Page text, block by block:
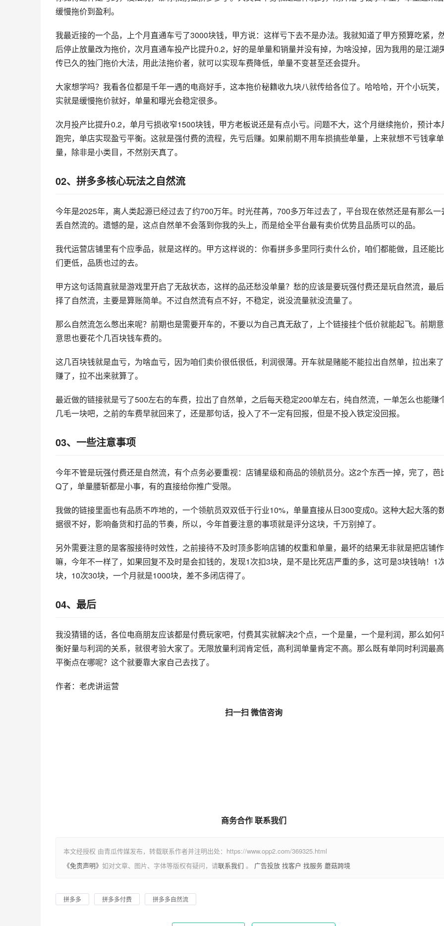
缓慢拖价到盈利。
我最近接的一个品，上个月直通车亏了3000块钱，甲方说：这样亏下去不是办法。我就知道了甲方预算吃紧，
后停止放量改为拖价，次月直通车投产比提升0.2，好的是单量和销量并没有掉，为啥没掉，因为我用的是江湖
传已久的独门拖价大法，用此法拖价者，就可以实现车费降低，单量不变甚至还会提升。
大家想学吗？我看各位都是千年一遇的电商好手，这本拖价秘籍收九块八就传给各位了。哈哈哈，开个小玩笑
实就是缓慢拖价就好，单量和曝光会稳定很多。
次月投产比提升0.2，单月亏损收窄1500块钱，甲方老板说还是有点小亏。问题不大，这个月继续拖价，预计本
跑完，单店实现盈亏平衡。这就是强付费的流程，先亏后赚。如果前期不用车损搞些单量，上来就想不亏钱拿单
量，除非是小类目，不然别天真了。
02、拼多多核心玩法之自然流
今年是2025年，离人类起源已经过去了约700万年。时光荏苒，700多万年过去了，平台现在依然还是有那么一
丢自然流的。遗憾的是，这点自然单不会落到你我的头上，而是给全平台最有卖价优势且品质可以的品。
我代运营店铺里有个应季品，就是这样的。甲方这样说的：你看拼多多里同行卖什么价，咱们都能做，且还能
们更低，品质也过的去。
甲方这句话简直就是游戏里开启了无敌状态，这样的品还愁没单量？愁的应该是要玩强付费还是玩自然流，最
择了自然流，主要是算账简单。不过自然流有点不好，不稳定，说没流量就没流量了。
那么自然流怎么憋出来呢？前期也是需要开车的，不要以为自己真无敌了，上个链接挂个低价就能起飞。前期
意思也要花个几百块钱车费的。
这几百块钱就是血亏，为啥血亏，因为咱们卖价很低很低，利润很薄。开车就是赌能不能拉出自然单，拉出来
赚了，拉不出来就算了。
最近做的链接就是亏了500左右的车费，拉出了自然单，之后每天稳定200单左右，纯自然流，一单怎么也能赚
几毛一块吧，之前的车费早就回来了，还是那句话，投入了不一定有回报，但是不投入铁定没回报。
03、一些注意事项
今年不管是玩强付费还是自然流，有个点务必要重视：店铺星级和商品的领航员分。这2个东西一掉，完了，芭
Q了，单量腰斩都是小事，有的直接给你推广受限。
我做的链接里面也有品质不咋地的，一个领航员双双低于行业10%，单量直接从日300变成0。这种大起大落的
据很不好，影响备货和打品的节奏，所以，今年首要注意的事项就是评分这块，千万别掉了。
另外需要注意的是客服接待时效性，之前接待不及时顶多影响店铺的权重和单量，最坏的结果无非就是把店铺
嘛，今年不一样了，如果回复不及时是会扣钱的，发现1次扣3块，是不是比死店严重的多，这可是3块钱呐！1
块，10次30块，一个月就是1000块，差不多闭店得了。
04、最后
我没猜错的话，各位电商朋友应该都是付费玩家吧，付费其实就解决2个点，一个是量，一个是利润，那么如何
衡好量与利润的关系，就很考验大家了。无限放量利润肯定低，高利润单量肯定不高。那么既有单同时利润最
平衡点在哪呢？这个就要靠大家自己去找了。
作者：老虎讲运营
扫一扫 微信咨询
商务合作 联系我们
本文经授权 由青瓜传媒发布，转载联系作者并注明出处：https://www.opp2.com/369325.html
《免责声明》 如对文章、图片、字体等版权有疑问，请联系我们 。 广告投放 找客户 找服务 蘑菇跨境
拼多多 拼多多付费 拼多多自然流